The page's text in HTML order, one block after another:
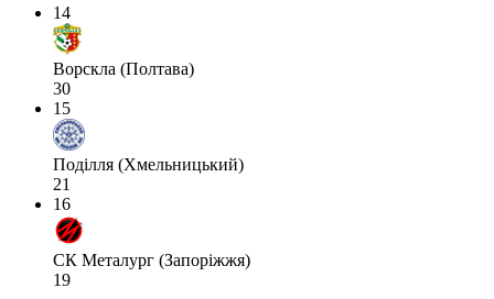
14
Ворскла (Полтава)
30
15
Поділля (Хмельницький)
21
16
СК Металург (Запоріжжя)
19